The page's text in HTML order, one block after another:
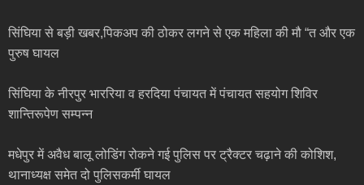
सिंघिया से बड़ी खबर,पिकअप की ठोकर लगने से एक महिला की मौ “त और एक
पुरुष घायल
सिंघिया के नीरपुर भाररिया व हरदिया पंचायत में पंचायत सहयोग शिविर
शान्तिरूपेण सम्पन्न
मधेपुर में अवैध बालू लोडिंग रोकने गई पुलिस पर ट्रैक्टर चढ़ाने की कोशिश,
थानाध्यक्ष समेत दो पुलिसकर्मी घायल